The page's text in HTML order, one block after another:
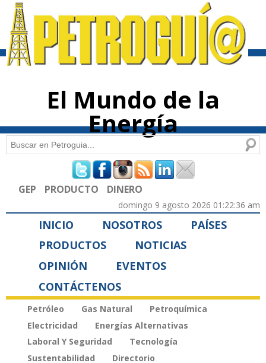
contenido
El Mundo de la
Energía
Formulario de búsqueda
Buscar
GEP PRODUCTO DINERO
domingo 9 agosto 2026 01:22:36 am
INICIO NOSOTROS
PAÍSES
PRODUCTOS
NOTICIAS
OPINIÓN
EVENTOS
CONTÁCTENOS
Petróleo Gas Natural
Petroquímica
Electricidad
Energías Alternativas
Laboral Y Seguridad
Tecnología
Sustentabilidad
Directorio